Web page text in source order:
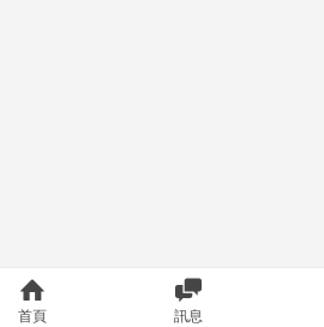
首頁 訊息